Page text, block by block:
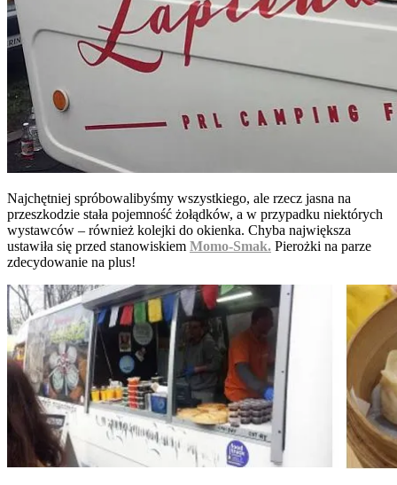
Najchętniej spróbowalibyśmy wszystkiego, ale rzecz jasna na
przeszkodzie stała pojemność żołądków, a w przypadku niektórych
wystawców – również kolejki do okienka. Chyba największa
ustawiła się przed stanowiskiem Momo-Smak. Pierożki na parze
zdecydowanie na plus!